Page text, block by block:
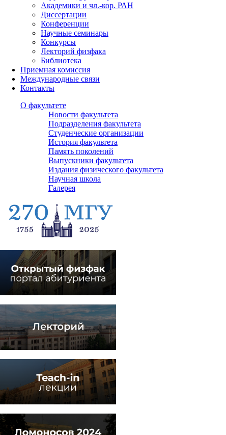
Академики и чл.-кор. РАН
Диссертации
Конференции
Научные семинары
Конкурсы
Лекторий физфака
Библиотека
Приемная комиссия
Международные связи
Контакты
О факультете
Новости факультета
Подразделения факультета
Студенческие организации
История факультета
Память поколений
Выпускники факультета
Издания физического факультета
Научная школа
Галерея